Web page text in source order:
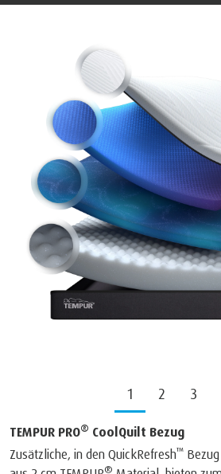
1 2 3
TEMPUR PRO® CoolQuilt Bezug
Zusätzliche, in den QuickRefresh™
®